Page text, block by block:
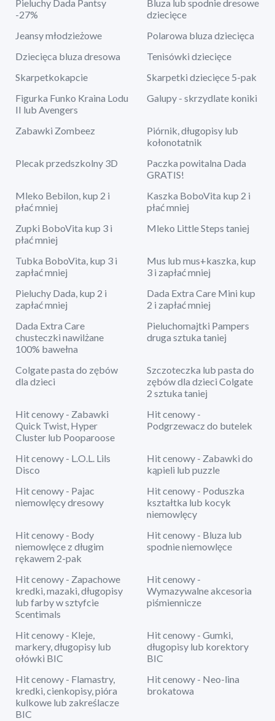
Pieluchy Dada Pantsy
-27%
Bluza lub spodnie dresowe
dziecięce
Jeansy młodzieżowe
Polarowa bluza dziecięca
Dziecięca bluza dresowa
Tenisówki dziecięce
Skarpetkokapcie
Skarpetki dziecięce 5-pak
Figurka Funko Kraina Lodu
II lub Avengers
Galupy - skrzydlate koniki
Zabawki Zombeez
Piórnik, długopisy lub
kołonotatnik
Plecak przedszkolny 3D
Paczka powitalna Dada
GRATIS!
Mleko Bebilon, kup 2 i
płać mniej
Kaszka BoboVita kup 2 i
płać mniej
Zupki BoboVita kup 3 i
płać mniej
Mleko Little Steps taniej
Tubka BoboVita, kup 3 i
zapłać mniej
Mus lub mus+kaszka, kup
3 i zapłać mniej
Pieluchy Dada, kup 2 i
zapłać mniej
Dada Extra Care Mini kup
2 i zapłać mniej
Dada Extra Care
chusteczki nawilżane
100% bawełna
Pieluchomajtki Pampers
druga sztuka taniej
Colgate pasta do zębów
dla dzieci
Szczoteczka lub pasta do
zębów dla dzieci Colgate
2 sztuka taniej
Hit cenowy - Zabawki
Quick Twist, Hyper
Cluster lub Pooparoose
Hit cenowy -
Podgrzewacz do butelek
Hit cenowy - L.O.L. Lils
Disco
Hit cenowy - Zabawki do
kąpieli lub puzzle
Hit cenowy - Pajac
niemowlęcy dresowy
Hit cenowy - Poduszka
kształtka lub kocyk
niemowlęcy
Hit cenowy - Body
niemowlęce z długim
rękawem 2-pak
Hit cenowy - Bluza lub
spodnie niemowlęce
Hit cenowy - Zapachowe
kredki, mazaki, długopisy
lub farby w sztyfcie
Scentimals
Hit cenowy -
Wymazywalne akcesoria
piśmiennicze
Hit cenowy - Kleje,
markery, długopisy lub
ołówki BIC
Hit cenowy - Gumki,
długopisy lub korektory
BIC
Hit cenowy - Flamastry,
kredki, cienkopisy, pióra
kulkowe lub zakreślacze
BIC
Hit cenowy - Neo-lina
brokatowa